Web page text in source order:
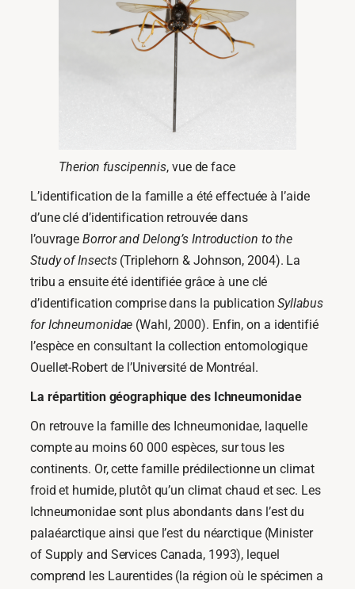
Therion fuscipennis, vue de face
L’identification de la famille a été effectuée à l’aide
d’une clé d’identification retrouvée dans
l’ouvrage Borror and Delong’s Introduction to the
Study of Insects (Triplehorn & Johnson, 2004). La
tribu a ensuite été identifiée grâce à une clé
d’identification comprise dans la publicationSyllabus
for Ichneumonidae (Wahl, 2000). Enfin, on a identifié
l’espèce en consultant la collection entomologique
Ouellet-Robert de l’Université de Montréal.
La répartition géographique des Ichneumonidae
On retrouve la famille des Ichneumonidae, laquelle
compte au moins 60 000 espèces, sur tous les
continents. Or, cette famille prédilectionne un climat
froid et humide, plutôt qu’un climat chaud et sec. Les
Ichneumonidae sont plus abondants dans l’est du
palaéarctique ainsi que l’est du néarctique (Minister
of Supply and Services Canada, 1993), lequel
comprend les Laurentides (la région où le spécimen a